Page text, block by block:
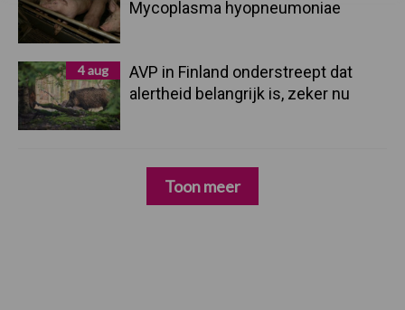
Mycoplasma hyopneumoniae
4 aug
AVP in Finland onderstreept dat
alertheid belangrijk is, zeker nu
Toon meer